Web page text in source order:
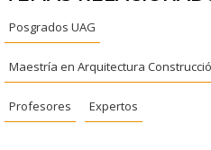
Posgrados UAG
Maestría en Arquitectura
Profesores Expertos